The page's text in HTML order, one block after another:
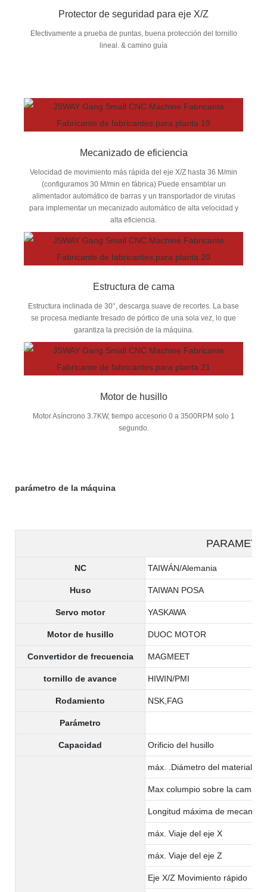
Protector de seguridad para eje X/Z
Efectivamente a prueba de puntas, buena protección del tornillo
lineal. & camino guía
Mecanizado de eficiencia
Velocidad de movimiento más rápida del eje X/Z hasta 36 M/min
(configuramos 30 M/min en fábrica) Puede ensamblar un
alimentador automático de barras y un transportador de virutas
para implementar un mecanizado automático de alta velocidad y
alta eficiencia.
Estructura de cama
Estructura inclinada de 30°, descarga suave de recortes. La base
se procesa mediante fresado de pórtico de una sola vez, lo que
garantiza la precisión de la máquina.
Motor de husillo
Motor Asíncrono 3.7KW, tiempo accesorio 0 a 3500RPM solo 1
segundo.
parámetro de la máquina
NC TAIWÁN/Alemania
Huso TAIWAN POSA
Servo motor YASKAWA
Motor de husillo DUOC MOTOR
Convertidor de frecuencia MAGMEET
tornillo de avance HIWIN/PMI
Rodamiento NSK,FAG
Parámetro
Capacidad Orificio del husillo
máx. .Diámetro del material:
Max columpio sobre la cama
Longitud máxima de
máx. Viaje del eje X
máx. Viaje del eje Z
Eje X/Z Movimiento rápido